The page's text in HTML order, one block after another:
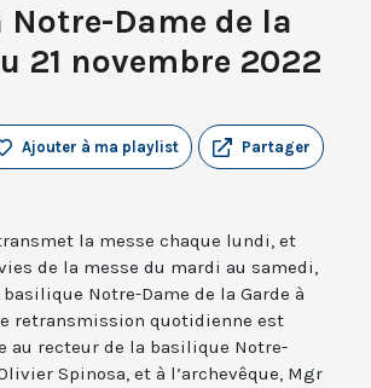
Notre-Dame de la
21 novembre 2022
Partager
Ajouter à ma playlist
la messe chaque lundi, et
de la messe du mardi au samedi,
Notre-Dame de la Garde à
retransmission quotidienne est
au recteur de la basilique Notre-
Spinosa, et à l’archevêque, Mgr